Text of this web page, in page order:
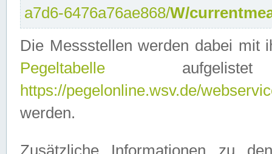
a7d6-6476a76ae868/W/
Die Messstellen werden dabei mit
Pegeltabelle
https://pegelonline.wsv.de/
werden.
Zusätzliche Informationen zu